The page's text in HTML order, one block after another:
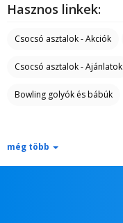
Hasznos linkek:
Csocsó asztalok - Akciók
Csocsó asztalok - Ajánlatok
Bowling golyók és bábúk
még több